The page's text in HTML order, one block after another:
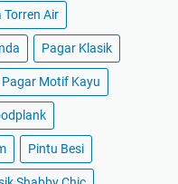
Torren Air
Pagar Klasik
Pagar Motif Kayu
Pintu Besi